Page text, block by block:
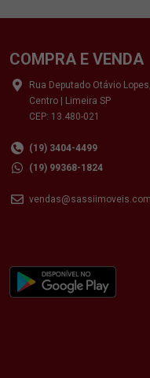
COMPRA E VENDA
Rua Deputado Otávio
Centro | Limeira SP
CEP: 13.480-021
(19) 3404-4499
(19) 99368-1824